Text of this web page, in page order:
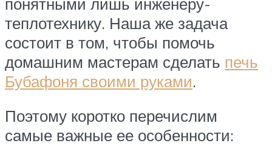
теплотехнику. Наша же задача
состоит в том, чтобы помочь
домашним мастерам сделать печь
Бубафоня своими руками.
Поэтому коротко перечислим
самые важные ее особенности: